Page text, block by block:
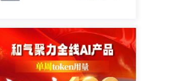
启“爆改”模式！它不仅帮老师把枯
燥的写作课堂变成了有趣的挑战，
还把学生们从“写作文恐惧症”中解
救了出来，开启了一场酷炫的写作